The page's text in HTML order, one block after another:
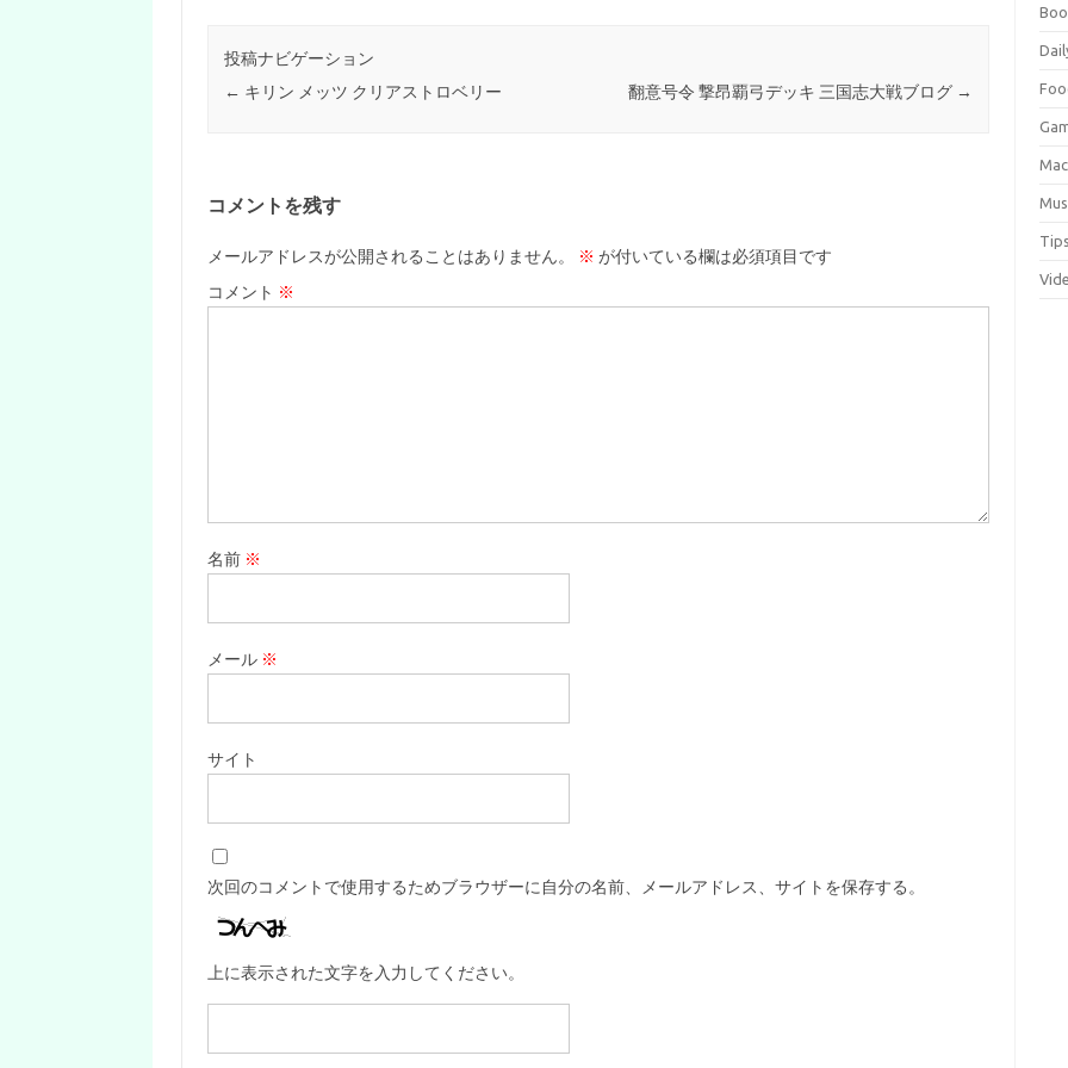
投稿ナビゲーション
← キリン メッツ クリアストロベリー 翻意号令 撃昂覇弓デッキ 三国志大戦ブログ →
コメントを残す
メールアドレスが公開されることはありません。 ※ が付いている欄は必須項目です
コメント ※
名前 ※
メール ※
サイト
次回のコメントで使用するためブラウザーに自分の名前、メールアドレス、サイトを保存する。
上に表示された文字を入力してください。
Mac
Tips